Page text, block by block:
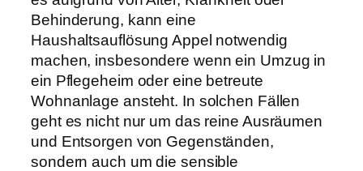
Behinderung, kann eine
Haushaltsauflösung Appel notwendig
machen, insbesondere wenn ein Umzug in
ein Pflegeheim oder eine betreute
Wohnanlage ansteht. In solchen Fällen
geht es nicht nur um das reine Ausräumen
und Entsorgen von Gegenständen,
sondern auch um die sensible